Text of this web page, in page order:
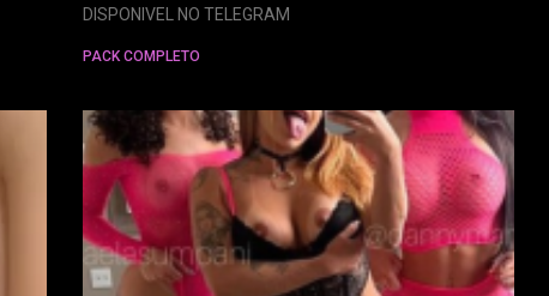
DISPONIVEL NO TELEGRAM
PACK COMPLETO